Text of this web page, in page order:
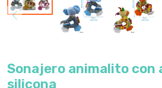
Sonajero animalito con
silicona